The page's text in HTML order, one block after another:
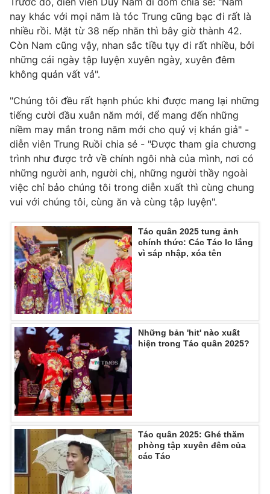
nay khác với mọi năm là tóc Trung cũng bạc đi rất là
nhiều rồi. Mặt từ 38 nếp nhăn thì bây giờ thành 42.
Còn Nam cũng vậy, nhan sắc tiều tụy đi rất nhiều, bởi
những cái ngày tập luyện xuyên ngày, xuyên đêm
không quản vất vả".
"Chúng tôi đều rất hạnh phúc khi được mang lại những
tiếng cười đầu xuân năm mới, để mang đến những
niềm may mắn trong năm mới cho quý vị khán giả" -
diễn viên Trung Ruồi chia sẻ - "Được tham gia chương
trình như được trở về chính ngôi nhà của mình, nơi có
những người anh, người chị, những người thầy ngoài
việc chỉ bảo chúng tôi trong diễn xuất thì cùng chung
vui với chúng tôi, cùng ăn và cùng tập luyện".
Táo quân 2025 tung ảnh
chính thức: Các Táo lo lắng
vì sáp nhập, xóa tên
Những bản 'hit' nào xuất
hiện trong Táo quân 2025?
Táo quân 2025: Ghé thăm
phòng tập xuyên đêm của
các Táo